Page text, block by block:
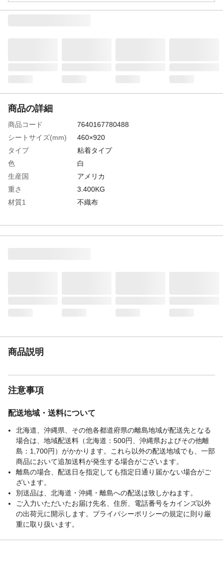
商品の詳細
商品コード
7640167780488
シートサイズ(mm)
460×920
タイプ
粘着タイプ
色
白
生産国
アメリカ
重さ
3.400KG
材質1
不織布
商品説明
注意事項
配送地域・送料について
北海道、沖縄県、その他各都道府県の離島地域が配送先となる
場合は、地域配送料（北海道：500円、沖縄県およびその他離
島：1,700円）がかかります。これら以外の配送地域でも、一部
商品において追加送料が発生する場合がございます。
離島の場合、配送日を指定しても指定日通り届かない場合がご
ざいます。
別送品は、北海道・沖縄・離島への配送は致しかねます。
ご入力いただいたお届け先名、住所、電話番号をカインズ以外
の出荷元に開示します。プライバシーポリシーの規定に則り厳
重に取り扱います。